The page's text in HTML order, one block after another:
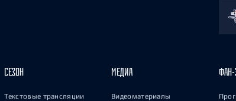
СЕЗОН
Текстовые трансляции
МЕДИА
Видеоматериалы
ФАН-